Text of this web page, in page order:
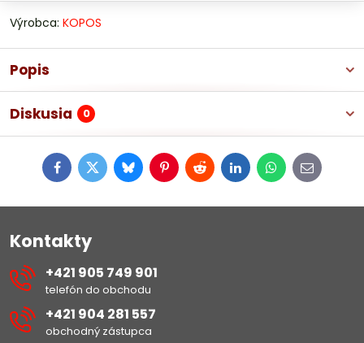
Výrobca: KOPOS
Popis
Diskusia 0
FacebookTwitterBlueskyPinterestRedditLinkedInWhatsApp
E-
mail
Kontakty
+421 905 749 901
telefón do obchodu
+421 904 281 557
obchodný zástupca